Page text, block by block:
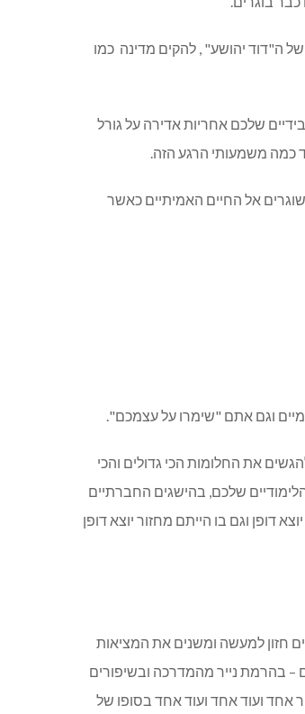
ה"דוד יהושע" , להקים מדינה כמו
שלכם אחריות אדירה על גורל
כמה משמעותי הרגע הזה.
אל החיים האמיתיים כאשר
וגם אתם "שימרו על עצמכם".
את החלומות הכי גדולים והכי
שלכם, בהישגים החברתיים
דופן וגם בו הייתם מחזור יוצא דופן
חזון למעשה ומשנים את המציאות
– בהרמת נייר מהמדרכה ובשיפורים
אחד ועוד אחד ועוד אחד בסופו של